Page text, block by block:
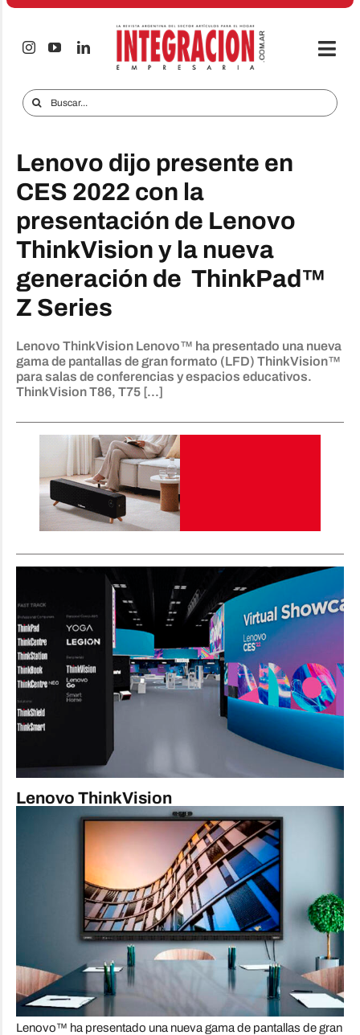
Saltar
Audio & TV
iTECNO
Celulares
Anuncie
Buscar:
Lenovo dijo presente en
CES 2022 con la
presentación de Lenovo
ThinkVision y la nueva
generación de ThinkPad™
Z Series
Lenovo ThinkVision Lenovo™ ha presentado una nueva
gama de pantallas de gran formato (LFD) ThinkVision™
para salas de conferencias y espacios educativos.
ThinkVision T86, T75 [...]
Lenovo ThinkVision
Lenovo™ ha presentado una nueva gama de pantallas de gran